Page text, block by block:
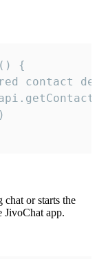
{
contact
chat or starts the
JivoChat app.